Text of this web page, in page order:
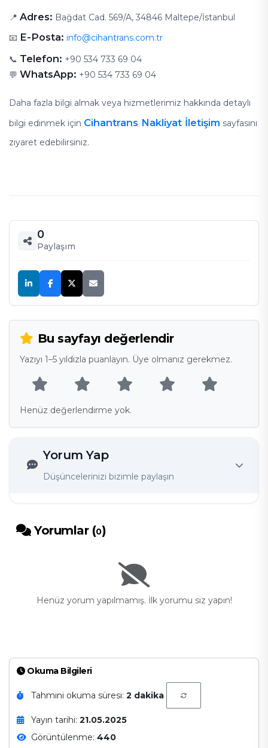
Okuma Bilgileri
Tahmini okuma süresi: 2 dakika
Yayın tarihi: 21.05.2025
Görüntülenme: 440
📍 Adres: Bağdat Cad. 569/A, 34846 Maltepe/İstanbul
📧 E-Posta: info@cihantrans.com.tr
📞 Telefon: +90 534 733 69 04
💬 WhatsApp: +90 534 733 69 04
Daha fazla bilgi almak veya hizmetlerimiz hakkında detaylı
bilgi edinmek için Cihantrans Nakliyat İletişim sayfasını
ziyaret edebilirsiniz.
0
Paylaşım
Bu sayfayı değerlendir
Yazıyı 1–5 yıldızla puanlayın. Üye olmanız gerekmez.
Henüz değerlendirme yok.
Yorum Yap
Düşüncelerinizi bizimle paylaşın
Yorumlar (0)
Henüz yorum yapılmamış. İlk yorumu siz yapın!